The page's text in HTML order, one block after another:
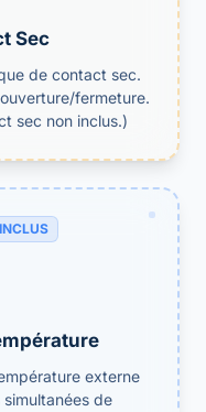
Sec
de contact sec.
fermeture.
sec non inclus.)
externe
de